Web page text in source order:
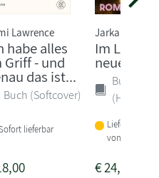
Lawrence
habe alles
Griff - und
das ist...
Buch (Softcover)
lieferbar
Jarka
Im Licht
neuen
Buch
Lieferbar
von 3
€24,00